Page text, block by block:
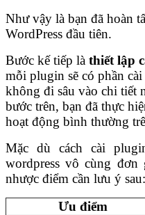
Như vậy là bạn đã hoàn
WordPress đầu tiên.
Bước kế tiếp là thiết lập
mỗi plugin sẽ có phần
không đi sâu vào chi tiết
bước trên, bạn đã thực
hoạt động bình thường
Mặc dù cách cài
wordpress vô cùng
nhược điểm cần lưu ý sau:
Ưu điểm